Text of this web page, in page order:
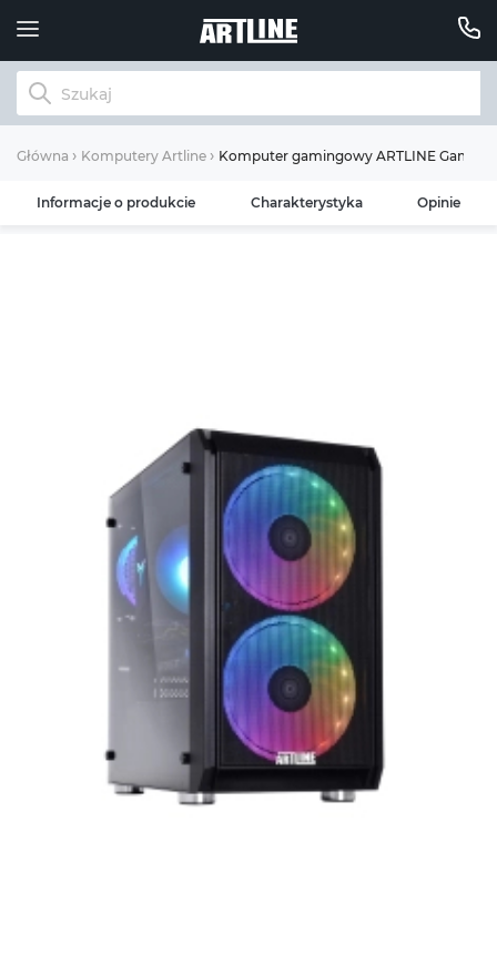
Główna Komputery Artline Komputer gamingowy ARTLINE Gaming
Informacje o produkcie Charakterystyka Opinie